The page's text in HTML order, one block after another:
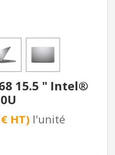
15.5 " Intel®
HT) l'unité